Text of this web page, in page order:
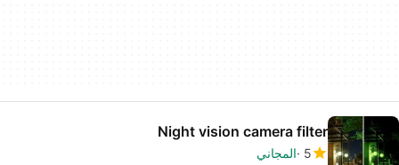
Night vision camera filter
5 المجاني